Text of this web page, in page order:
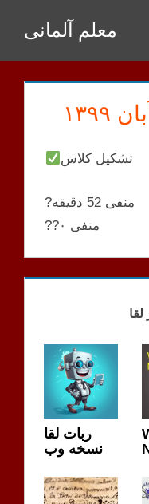
Inhalt
springen
معلم آلمانی
تشکیل کلاس
?منفی 52 دقیقه
??منفی ۰
لقا
ربات لقا
نسخه وب